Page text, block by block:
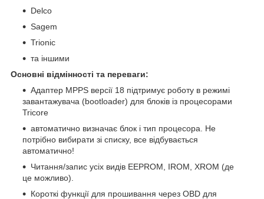
Delco
Sagem
Trionic
та іншими
Основні відмінності та переваги:
Адаптер MPPS версії 18 підтримує роботу в режимі
завантажувача (bootloader) для блоків із процесорами
Tricore
автоматично визначає блок і тип процесора. Не
потрібно вибирати зі списку, все відбувається
автоматично!
Читання/запис усіх видів EEPROM, IROM, XROM (де
це можливо).
Короткі функції для прошивання через OBD для